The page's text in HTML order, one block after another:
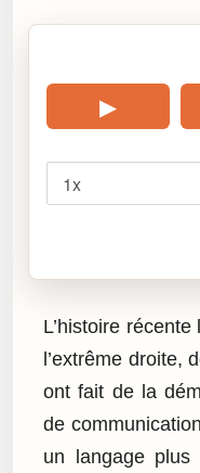
▶
L’histoire
l’extrême droite,
ont fait de la
de
un langage plus